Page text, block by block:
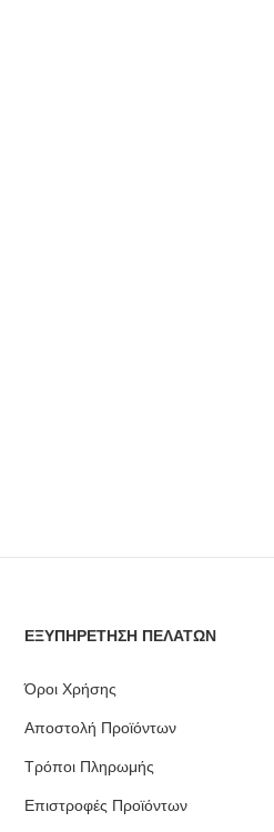
ΕΞΥΠΗΡΕΤΗΣΗ ΠΕΛΑΤΩΝ
Όροι Χρήσης
Αποστολή Προϊόντων
Τρόποι Πληρωμής
Επιστροφές Προϊόντων